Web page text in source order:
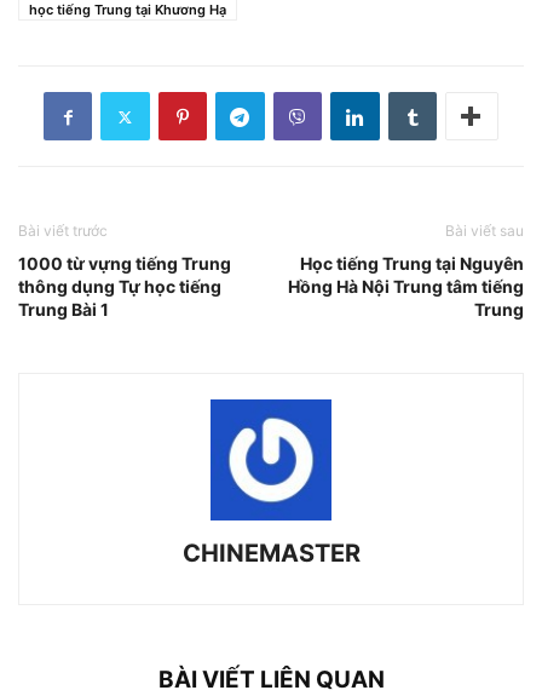
học tiếng Trung tại Khương Hạ
Bài viết trước
1000 từ vựng tiếng Trung
thông dụng Tự học tiếng
Trung Bài 1
Bài viết sau
Học tiếng Trung tại Nguyên
Hồng Hà Nội Trung tâm tiếng
Trung
CHINEMASTER
BÀI VIẾT LIÊN QUAN